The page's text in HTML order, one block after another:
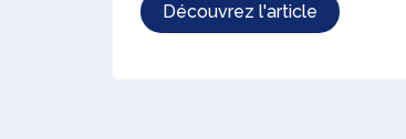
Découvrez l'article